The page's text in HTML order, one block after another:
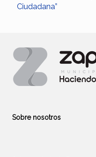
Ciudadana”
Sobre nosotros